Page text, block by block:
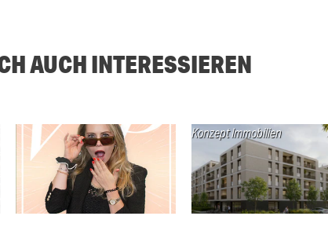
AUCH INTERESSIEREN
Konzept Immobilien